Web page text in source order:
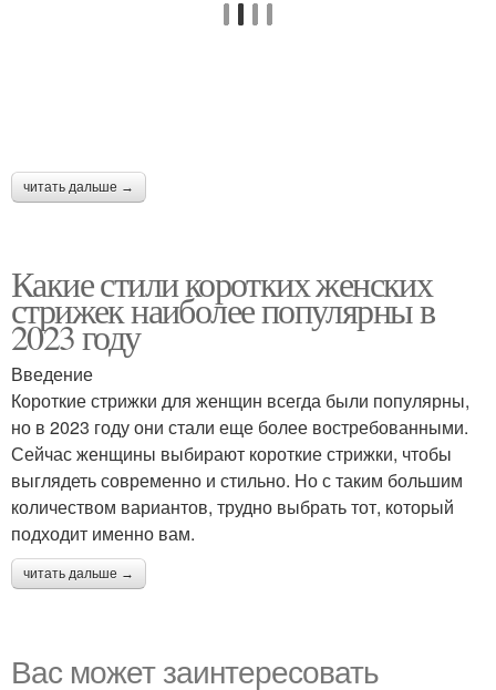
читать дальше →
Какие стили коротких женских
стрижек наиболее популярны в
2023 году
Введение
Короткие стрижки для женщин всегда были популярны,
но в 2023 году они стали еще более востребованными.
Сейчас женщины выбирают короткие стрижки, чтобы
выглядеть современно и стильно. Но с таким большим
количеством вариантов, трудно выбрать тот, который
подходит именно вам.
читать дальше →
Вас может заинтересовать